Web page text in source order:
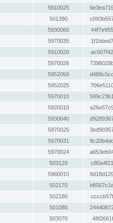
5910025
501390
5930060
5970035
5910020
5970026
5952050
5952025
5970010
5920010
5930040
5970025
5970031
5970024
503120
5960010
502170
502180
501080
503070